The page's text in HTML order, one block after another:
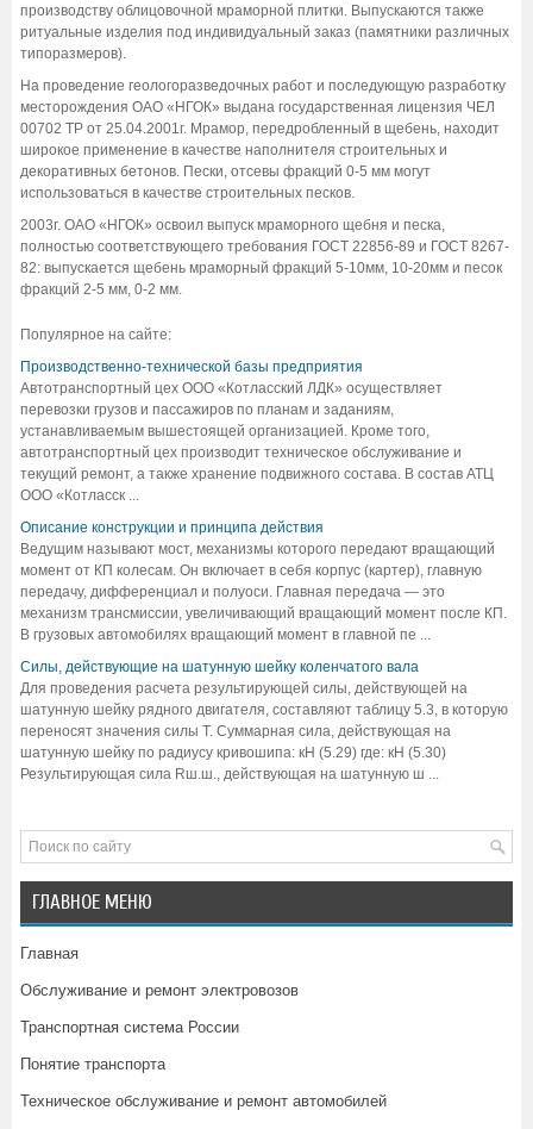
производству облицовочной мраморной плитки. Выпускаются также
ритуальные изделия под индивидуальный заказ (памятники различных
типоразмеров).
На проведение геологоразведочных работ и последующую разработку
месторождения ОАО «НГОК» выдана государственная лицензия ЧЕЛ
00702 ТР от 25.04.2001г. Мрамор, передробленный в щебень, находит
широкое применение в качестве наполнителя строительных и
декоративных бетонов. Пески, отсевы фракций 0-5 мм могут
использоваться в качестве строительных песков.
2003г. ОАО «НГОК» освоил выпуск мраморного щебня и песка,
полностью соответствующего требования ГОСТ 22856-89 и ГОСТ 8267-
82: выпускается щебень мраморный фракций 5-10мм, 10-20мм и песок
фракций 2-5 мм, 0-2 мм.
Популярное на сайте:
Производственно-технической базы предприятия
Автотранспортный цех ООО «Котласский ЛДК» осуществляет
перевозки грузов и пассажиров по планам и заданиям,
устанавливаемым вышестоящей организацией. Кроме того,
автотранспортный цех производит техническое обслуживание и
текущий ремонт, а также хранение подвижного состава. В состав АТЦ
ООО «Котласск ...
Описание конструкции и принципа действия
Ведущим называют мост, механизмы которого передают вращающий
момент от КП колесам. Он включает в себя корпус (картер), главную
передачу, дифференциал и полуоси. Главная передача — это
механизм трансмиссии, увеличивающий вращающий момент после КП.
В грузовых автомобилях вращающий момент в главной пе ...
Силы, действующие на шатунную шейку коленчатого вала
Для проведения расчета результирующей силы, действующей на
шатунную шейку рядного двигателя, составляют таблицу 5.3, в которую
переносят значения силы Т. Суммарная сила, действующая на
шатунную шейку по радиусу кривошипа: кН (5.29) где: кН (5.30)
Результирующая сила Rш.ш., действующая на шатунную ш ...
ГЛАВНОЕ МЕНЮ
Главная
Обслуживание и ремонт электровозов
Транспортная система России
Понятие транспорта
Техническое обслуживание и ремонт автомобилей